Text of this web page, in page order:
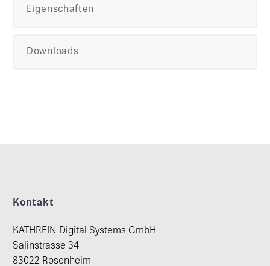
Eigenschaften
Downloads
Kontakt
KATHREIN Digital Systems GmbH
Salinstrasse 34
83022 Rosenheim